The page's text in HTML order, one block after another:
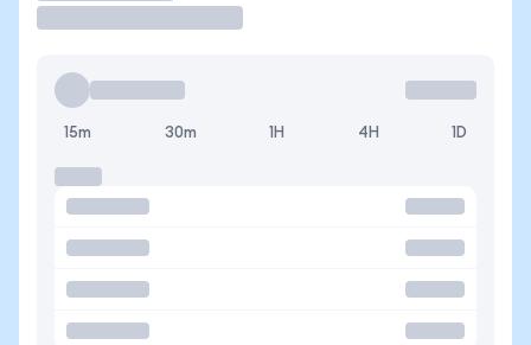
15m 30m 1H 4H 1D